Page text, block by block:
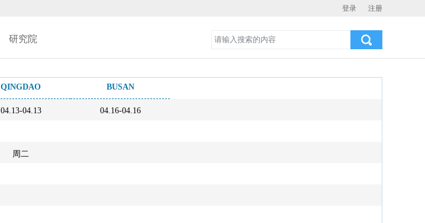
登录 注册
研究院
QINGDAO BUSAN
04.13-04.13 04.16-04.16
周二